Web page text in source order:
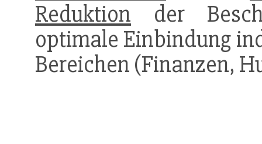
Reduktion der
optimale Einbindung
Bereichen (Finanzen,